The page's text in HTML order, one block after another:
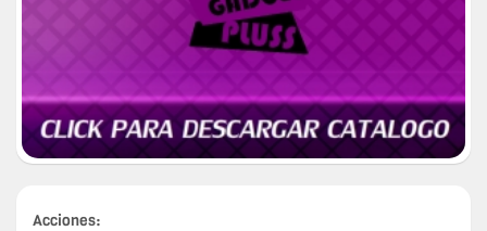
Acciones: